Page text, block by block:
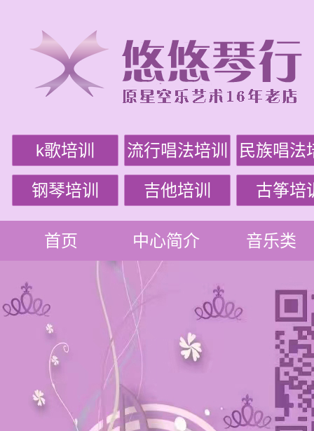
k歌培训 流行唱法培训 民族唱法
钢琴培训 吉他培训 古筝培
首页 中心简介 音乐类